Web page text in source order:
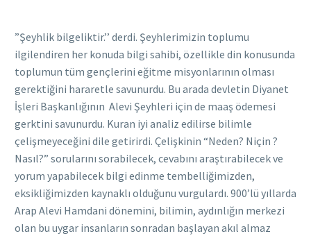
”Şeyhlik bilgeliktir.’’ derdi. Şeyhlerimizin toplumu
ilgilendiren her konuda bilgi sahibi, özellikle din konusunda
toplumun tüm gençlerini eğitme misyonlarının olması
gerektiğini hararetle savunurdu. Bu arada devletin Diyanet
İşleri Başkanlığının Alevi Şeyhleri için de maaş ödemesi
gerktini savunurdu. Kuran iyi analiz edilirse bilimle
çelişmeyeceğini dile getirirdi. Çelişkinin “Neden? Niçin ?
Nasıl?” sorularını sorabilecek, cevabını araştırabilecek ve
yorum yapabilecek bilgi edinme tembelliğimizden,
eksikliğimizden kaynaklı olduğunu vurgulardı. 900’lü yıllarda
Arap Alevi Hamdani dönemini, bilimin, aydınlığın merkezi
olan bu uygar insanların sonradan başlayan akıl almaz